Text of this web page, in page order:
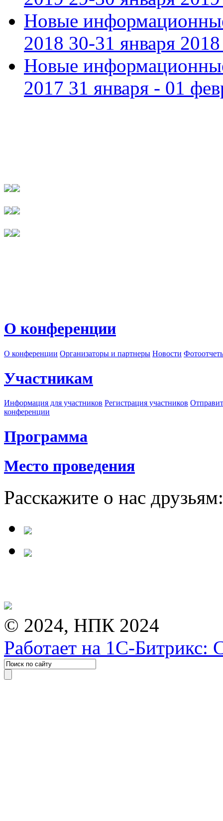
Новые
2018 30-31 января 2018
Новые
2017 31 января - 01
О конференции
О конференции Организаторы и партнеры Новости
Участникам
Информация для участников Регистрация участников
конференции
Программа
Место проведения
Расскажите о нас друзьям:
© 2024, НПК 2024
Работает на 1С-Битрикс: